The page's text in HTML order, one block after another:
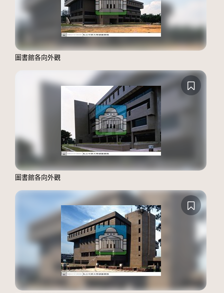
圖書館各向外觀
圖書館各向外觀